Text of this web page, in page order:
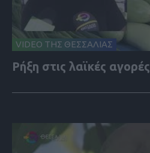
VIDEO ΤΗΣ ΘΕΣΣΑΛΙΑΣ
Ρήξη στις λαϊκές αγορές